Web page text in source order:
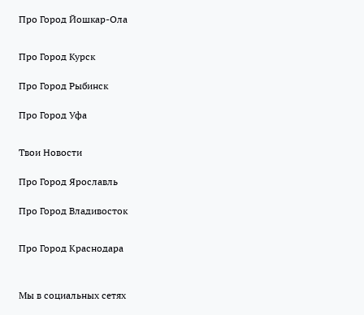
Про Город Йошкар-Ола
Про Город Курск
Про Город Рыбинск
Про Город Уфа
Твои Новости
Про Город Ярославль
Про Город Владивосток
Про Город Краснодара
Мы в социальных сетях